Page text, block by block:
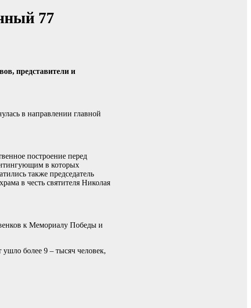
77
представители и
в направлении главной
построение перед
в которых
также председатель
в честь святителя Николая
к Мемориалу Победы и
более 9 – тысяч человек,